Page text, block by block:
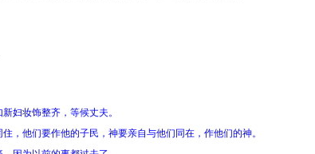
妇妆饰整齐，等候丈夫。
，他们要作他的子民，神要亲自与他们同在，作他们的神。